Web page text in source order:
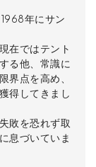
年にサン
在ではテント
る他、常識に
界点を高め、
得してきまし
敗を恐れず取
息づいていま